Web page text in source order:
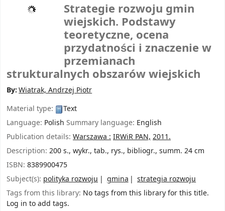
Strategie rozwoju gmin
wiejskich. Podstawy
teoretyczne, ocena
przydatności i znaczenie w
przemianach
strukturalnych obszarów wiejskich
By:Wiatrak, Andrzej Piotr
Material type:
Text
Language: Polish Summary language: English
Publication details: Warszawa :IRWiR PAN,2011.
Description: 200 s., wykr., tab., rys., bibliogr., summ. 24 cm
ISBN: 8389900475
Subject(s): polityka rozwoju gmina
strategia rozwoju
Tags from this library: No tags from this library for this title.
Log in to add tags.